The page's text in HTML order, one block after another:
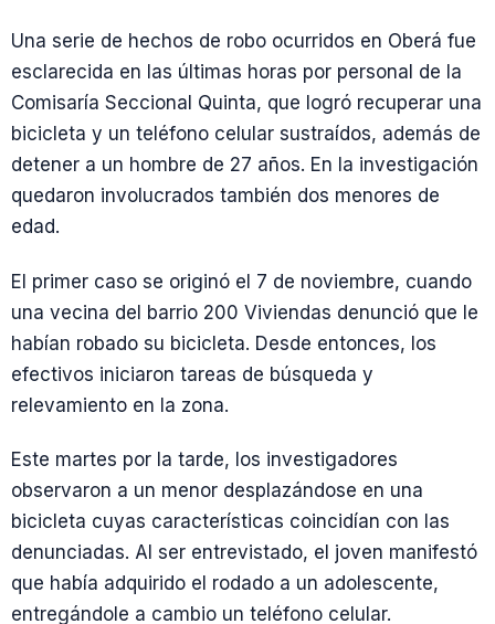
Una serie de hechos de robo ocurridos en Oberá fue
esclarecida en las últimas horas por personal de la
Comisaría Seccional Quinta, que logró recuperar una
bicicleta y un teléfono celular sustraídos, además de
detener a un hombre de 27 años. En la investigación
quedaron involucrados también dos menores de
edad.
El primer caso se originó el 7 de noviembre, cuando
una vecina del barrio 200 Viviendas denunció que le
habían robado su bicicleta. Desde entonces, los
efectivos iniciaron tareas de búsqueda y
relevamiento en la zona.
Este martes por la tarde, los investigadores
observaron a un menor desplazándose en una
bicicleta cuyas características coincidían con las
denunciadas. Al ser entrevistado, el joven manifestó
que había adquirido el rodado a un adolescente,
entregándole a cambio un teléfono celular.